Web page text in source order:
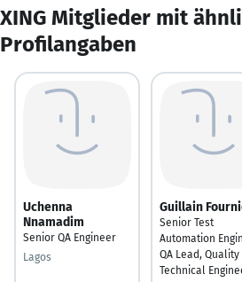
XING Mitglieder mit
Profilangaben
Uchenna
Nnamadim
Senior QA Engineer
Lagos
Guillain
Senior Test
Automation
QA Lead, Quality
Technical